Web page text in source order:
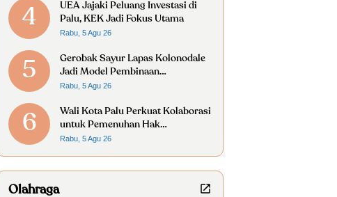
4
UEA Jajaki Peluang Investasi di
Palu, KEK Jadi Fokus Utama
Rabu, 5 Agu 26
5
Gerobak Sayur Lapas Kolonodale
Jadi Model Pembinaan
Kemandirian Warga Binaan
Rabu, 5 Agu 26
6
Wali Kota Palu Perkuat Kolaborasi
untuk Pemenuhan Hak
Penyandang Disabilitas
Rabu, 5 Agu 26
Olahraga